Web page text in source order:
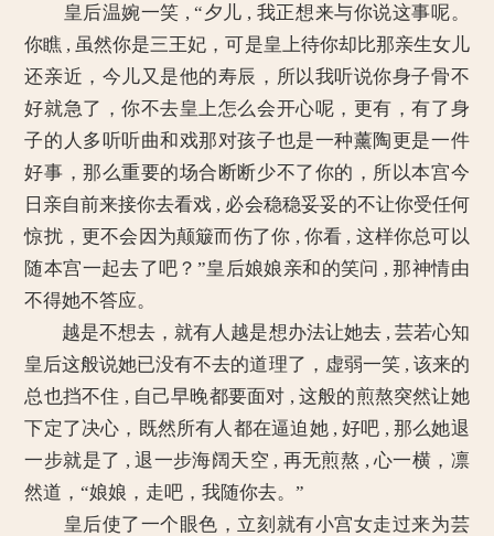
皇后温婉一笑 , “夕儿 , 我正想来与你说这事呢。
你瞧 , 虽然你是三王妃，可是皇上待你却比那亲生女儿
还亲近，今儿又是他的寿辰，所以我听说你身子骨不
好就急了，你不去皇上怎么会开心呢，更有，有了身
子的人多听听曲和戏那对孩子也是一种薰陶更是一件
好事，那么重要的场合断断少不了你的，所以本宫今
日亲自前来接你去看戏 , 必会稳稳妥妥的不让你受任何
惊扰，更不会因为颠簸而伤了你 , 你看 , 这样你总可以
随本宫一起去了吧？”皇后娘娘亲和的笑问 , 那神情由
不得她不答应。
越是不想去，就有人越是想办法让她去 , 芸若心知
皇后这般说她已没有不去的道理了，虚弱一笑 , 该来的
总也挡不住 , 自己早晚都要面对 , 这般的煎熬突然让她
下定了决心，既然所有人都在逼迫她 , 好吧 , 那么她退
一步就是了 , 退一步海阔天空 , 再无煎熬 , 心一横，凛
然道，“娘娘，走吧，我随你去。”
皇后使了一个眼色，立刻就有小宫女走过来为芸